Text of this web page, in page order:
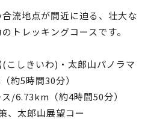
流地点が間近に迫る、壮大な
トレッキングコースです。
しきいわ)・太郎山パノラマ
約5時間30分）
/6.73km（約4時間50分）
、太郎山展望コー